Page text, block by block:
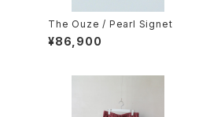
The Ouze / Pearl Signet
¥86,900